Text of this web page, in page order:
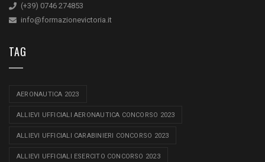
(+39) 0746 274853
info@formazionevictoria.it
TAG
AERONAUTICA 2023
ALLIEVI UFFICIALI AERONAUTICA CONCORSO 2023
ALLIEVI UFFICIALI CARABINIERI CONCORSO 2023
ALLIEVI UFFICIALI ESERCITO CONCORSO 2023